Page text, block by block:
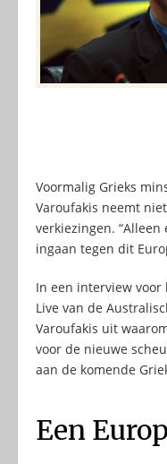
Voormalig Grieks
Varoufakis neemt
verkiezingen.
ingaan tegen dit
In een interview
Live van de
Varoufakis uit
voor de nieuwe
aan de komende
Een